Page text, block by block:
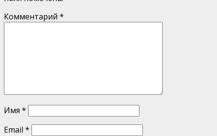
Комментарий *
Имя *
Email *